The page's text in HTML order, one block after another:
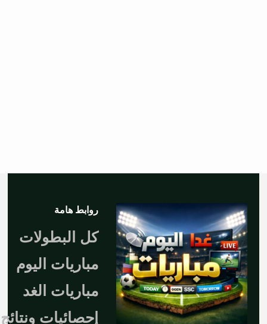
روابط هامة
كل البطولات
مباريات اليوم
مباريات الغد
إحصائيات ونتائج